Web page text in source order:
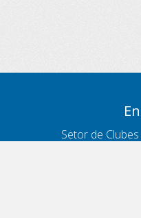
Setor de Clubes